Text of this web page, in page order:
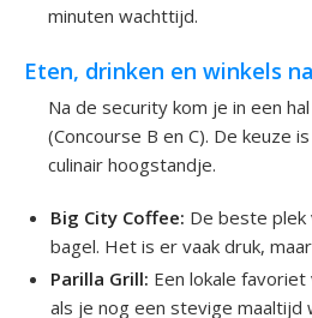
minuten wachttijd.
Eten, drinken en winkels
Na de security kom je in een
(Concourse B en C). De keuze
culinair hoogstandje.
Big City Coffee: De beste
bagel. Het is er vaak druk,
Parilla Grill: Een lokale favoriet
als je nog een stevige maaltijd